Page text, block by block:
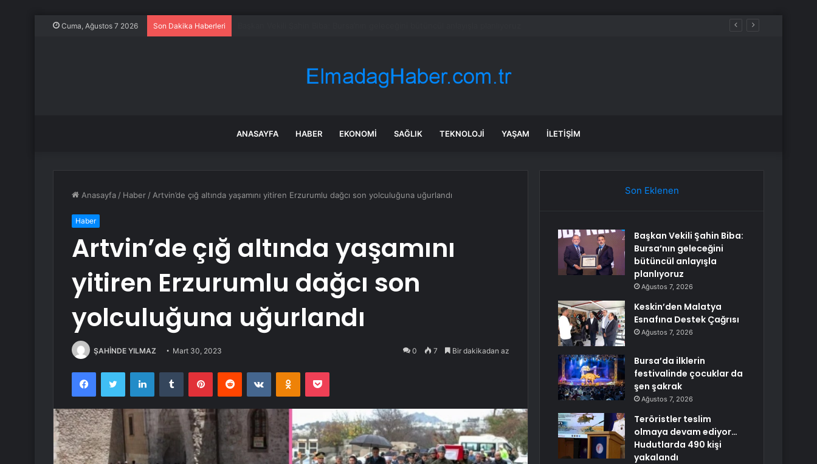
Cuma, Ağustos 7 2026 Son Dakika Haberleri
ANASAYFA HABER EKONOMI SAĞLIK TEKNOLOJI YAŞAM İLETIŞIM
Anasayfa / Haber / Artvin’de çığ altında yaşamını yitiren Erzurumlu dağcı son yolculuğuna uğurlandı
Haber
Artvin’de çığ altında yaşamını
yitiren Erzurumlu dağcı son
yolculuğuna uğurlandı
ŞAHİNDE YILMAZ Mart 30, 2023 0 7 Bir dakikadan az
FacebookTwitter LinkedInTumblr PinterestReddit VKontakteOdnoklassniki
Pocket
Son Eklenen
Başkan Vekili Şahin Biba:
Bursa’nın geleceğini
bütüncül anlayışla
planlıyoruz
Ağustos 7, 2026
Keskin’den Malatya
Esnafına Destek Çağrısı
Ağustos 7, 2026
Bursa’da ilklerin
festivalinde çocuklar da
şen şakrak
Ağustos 7, 2026
Teröristler teslim
olmaya devam ediyor…
Hudutlarda 490 kişi
yakalandı